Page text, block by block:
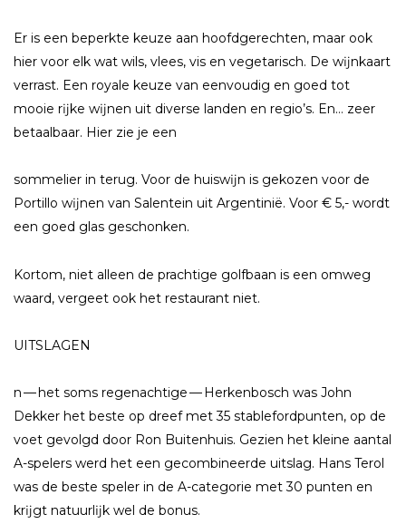
Er is een beperkte keuze aan hoofdgerechten, maar ook
hier voor elk wat wils, vlees, vis en vegetarisch. De wĳnkaart
verrast. Een royale keuze van eenvoudig en goed tot
mooie rĳke wĳnen uit diverse landen en regio’s. En… zeer
betaalbaar. Hier zie je een
sommelier in terug. Voor de huiswĳn is gekozen voor de
Portillo wĳnen van Salentein uit Argentinië. Voor € 5,- wordt
een goed glas geschonken.
Kortom, niet alleen de prachtige golfbaan is een omweg
waard, vergeet ook het restaurant niet.
UITSLAGEN
n — het soms regenachtige — Herkenbosch was John
Dekker het beste op dreef met 35 stablefordpunten, op de
voet gevolgd door Ron Buitenhuis. Gezien het kleine aantal
A-spelers werd het een gecombineerde uitslag. Hans Terol
was de beste speler in de A-categorie met 30 punten en
krĳgt natuurlĳk wel de bonus.